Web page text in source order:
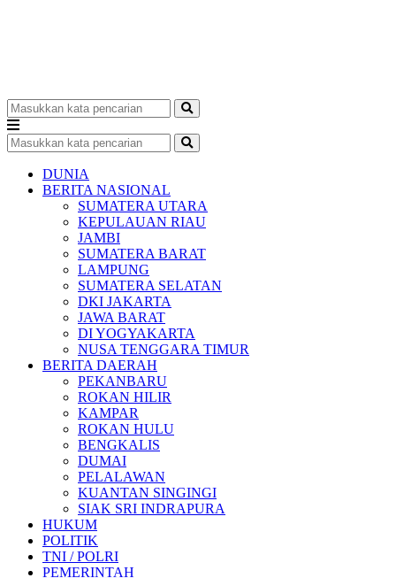
DUNIA
BERITA NASIONAL
SUMATERA UTARA
KEPULAUAN RIAU
JAMBI
SUMATERA BARAT
LAMPUNG
SUMATERA SELATAN
DKI JAKARTA
JAWA BARAT
DI YOGYAKARTA
NUSA TENGGARA TIMUR
BERITA DAERAH
PEKANBARU
ROKAN HILIR
KAMPAR
ROKAN HULU
BENGKALIS
DUMAI
PELALAWAN
KUANTAN SINGINGI
SIAK SRI INDRAPURA
HUKUM
POLITIK
TNI / POLRI
PEMERINTAH